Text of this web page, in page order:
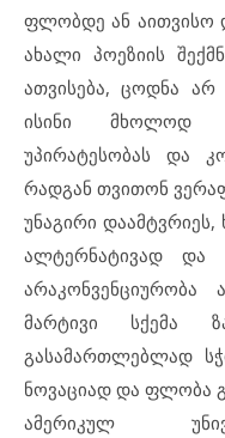
ფლობდე ან აითვისო
ახალი პოეზიის
ათვისება, ცოდნა არ
ისინი მხოლოდ
უპირატესობას და
რადგან თვითონ
უნაგირი
ალტერნატივად და
მარტივი სქემა
გასამართლებლად
ნოვაციად და ფლობა
ამერიკულ